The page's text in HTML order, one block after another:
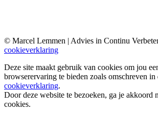
© Marcel Lemmen | Advies in Continu
cookieverklaring
Deze site maakt gebruik van cookies om jou
browserervaring te bieden zoals omschreven in
cookieverklaring.
Door deze website te bezoeken, ga je akkoord
cookies.